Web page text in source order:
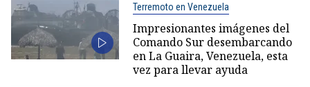
Terremoto en Venezuela
Impresionantes imágenes del
Comando Sur desembarcando
en La Guaira, Venezuela, esta
vez para llevar ayuda